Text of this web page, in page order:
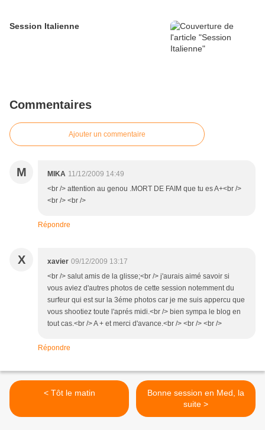
Session Italienne
Commentaires
Ajouter un commentaire
M MIKA 11/12/2009 14:49
<br /> attention au genou .MORT DE FAIM que tu es A+<br />
<br /> <br />
Répondre
X xavier 09/12/2009 13:17
<br /> salut amis de la glisse;<br /> j'aurais aimé savoir si
vous aviez d'autres photos de cette session notemment du
surfeur qui est sur la 3éme photos car je me suis appercu que
vous shootiez toute l'aprés midi.<br /> bien sympa le blog en
tout cas.<br /> A + et merci d'avance.<br /> <br /> <br />
Répondre
< Tôt le matin
Bonne session en Med, la
suite >